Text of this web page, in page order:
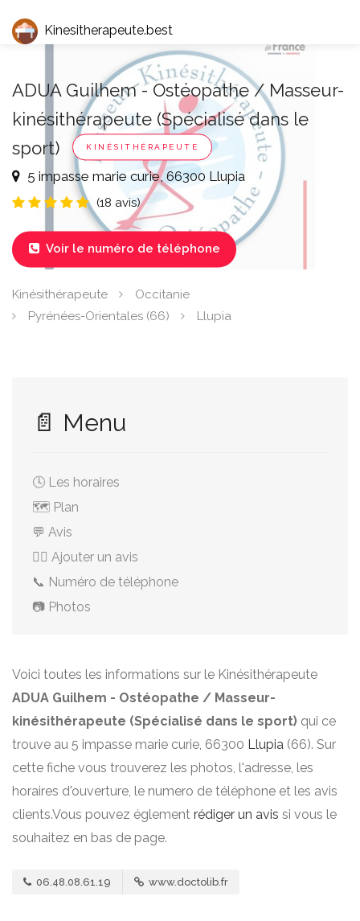
Kinesitherapeute.best
ADUA Guilhem - Ostéopathe / Masseur-
kinésithérapeute (Spécialisé dans le
sport)
KINÉSITHÉRAPEUTE
5 impasse marie curie, 66300 Llupia
(18 avis)
 Voir le numéro de téléphone
Kinésithérapeute
Occitanie
Pyrénées-Orientales (66)
Llupia
📄 Menu
🕓 Les horaires
🗺️ Plan
💬 Avis
✍🏻 Ajouter un avis
📞 Numéro de téléphone
📷 Photos
Voici toutes les informations sur le Kinésithérapeute
ADUA Guilhem - Ostéopathe / Masseur-
kinésithérapeute (Spécialisé dans le sport) qui ce
trouve au 5 impasse marie curie, 66300 Llupia (66). Sur
cette fiche vous trouverez les photos, l'adresse, les
horaires d'ouverture, le numero de téléphone et les avis
clients.Vous pouvez églement rédiger un avis si vous le
souhaitez en bas de page.
06.48.08.61.19 www.doctolib.fr